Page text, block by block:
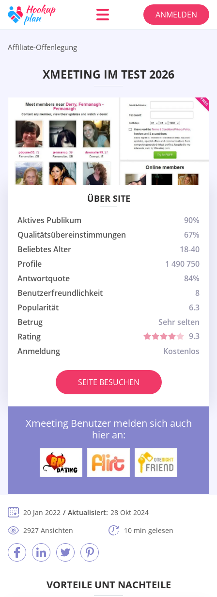
ANMELDEN
Affiliate-Offenlegung
XMEETING IM TEST 2026
ÜBER SITE
Aktives Publikum
90%
Qualitätsübereinstimmungen
67%
Beliebtes Alter
18-40
Profile
1 490 750
Antwortquote
84%
Benutzerfreundlichkeit
8
Popularität
6.3
Betrug
Sehr selten
Rating
9.3
Anmeldung
Kostenlos
SEITE BESUCHEN
Xmeeting Benutzer melden sich auch
hier an:
20 Jan 2022 Aktualisiert: 28 Okt 2024
2927 Ansichten
10 min gelesen
VORTEILE UNT NACHTEILE